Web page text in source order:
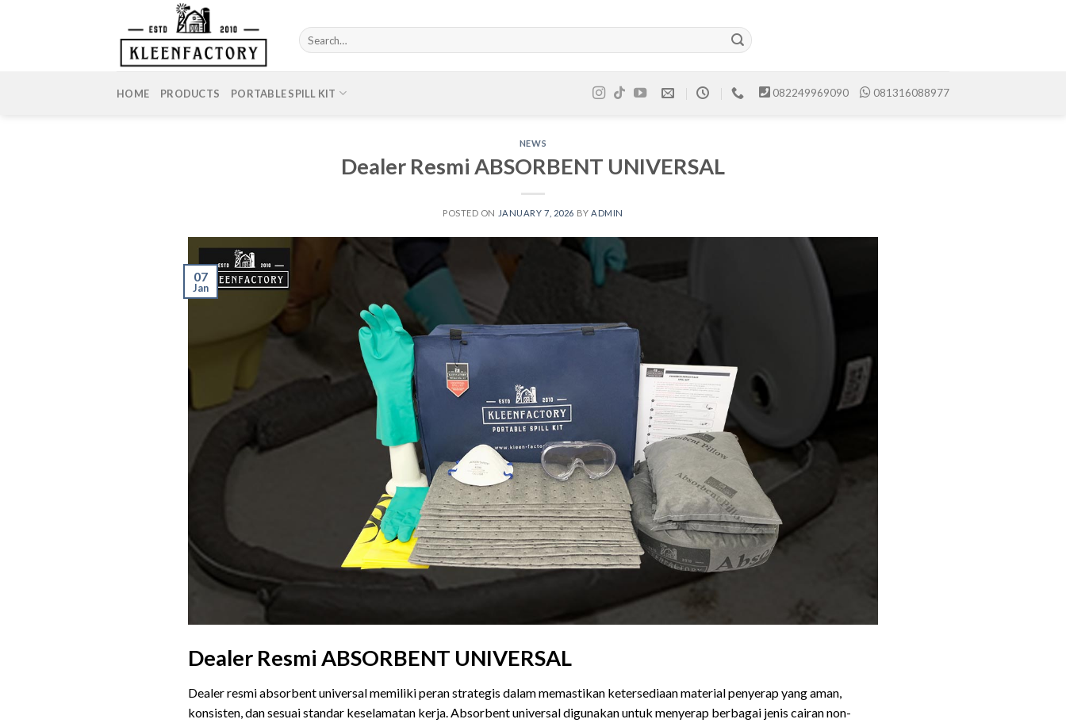
Search
for:
HOME PRODUCTS PORTABLE SPILL KIT 082249969090 081316088977
NEWS
Dealer Resmi ABSORBENT UNIVERSAL
POSTED ON JANUARY 7, 2026 BY ADMIN
07
Jan
Dealer Resmi ABSORBENT UNIVERSAL
Dealer resmi absorbent universal memiliki peran strategis dalam memastikan ketersediaan material penyerap yang aman,
konsisten, dan sesuai standar keselamatan kerja. Absorbent universal digunakan untuk menyerap berbagai jenis cairan non-